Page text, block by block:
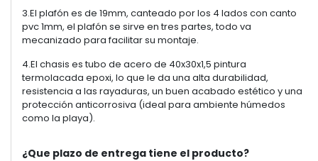
3.El plafón es de 19mm, canteado por los 4 lados con canto
pvc 1mm, el plafón se sirve en tres partes, todo va
mecanizado para facilitar su montaje.
4.El chasis es tubo de acero de 40x30x1,5 pintura
termolacada epoxi, lo que le da una alta durabilidad,
resistencia a las rayaduras, un buen acabado estético y una
protección anticorrosiva (ideal para ambiente húmedos
como la playa).
¿Que plazo de entrega tiene el producto?